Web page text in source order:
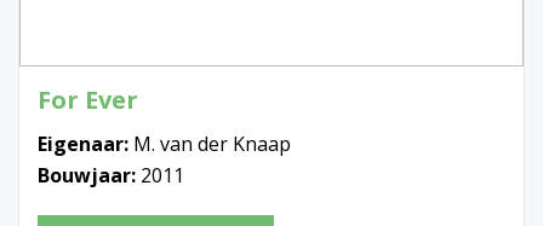
For Ever
Eigenaar: M. van der Knaap
Bouwjaar: 2011